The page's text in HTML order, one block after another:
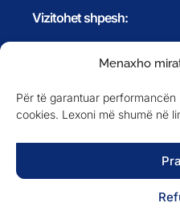
Menaxho
Për të garantuar
cookies. Lexoni më shumë në
Vizitohet shpesh:
Evente
Anëtarët
Newsletter